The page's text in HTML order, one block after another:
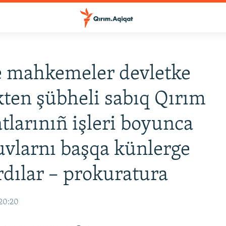
mahkemeler devletke
şübheli sabıq Qırım
işleri boyunca
başqa künlerge
– prokuratura